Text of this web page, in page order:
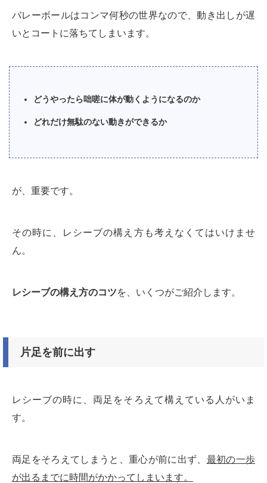
バレーボールはコンマ何秒の世界なので、動き出しが遅
いとコートに落ちてしまいます。
どうやったら咄嗟に体が動くようになるのか
どれだけ無駄のない動きができるか
が、重要です。
その時に、レシーブの構え方も考えなくてはいけませ
ん。
レシーブの構え方のコツを、いくつがご紹介します。
片足を前に出す
レシーブの時に、両足をそろえて構えている人がいま
す。
両足をそろえてしまうと、重心が前に出ず、 最初の一歩
が出るまでに時間がかかってしまいます。